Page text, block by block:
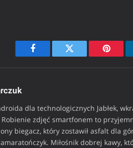
Facebook Twitter
dla technologicznych Jabłek,
zdjęć smartfonem to
biegacz, który zostawił asfalt dla
Miłośnik dobrej kawy,